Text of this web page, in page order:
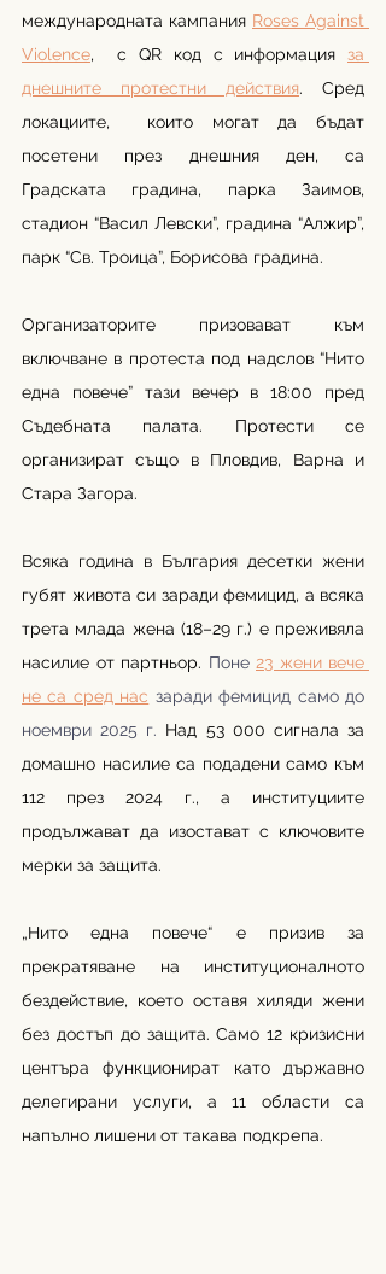
международната кампания Roses Against
Violence,  с QR код с информация за
днешните протестни действия. Сред
локациите,  които могат да бъдат
посетени през днешния ден, са
Градската градина, парка Заимов,
стадион “Васил Левски”, градина “Алжир”,
парк “Св. Троица”, Борисова градина.
Организаторите призовават към
включване в протеста под надслов “Нито
една повече” тази вечер в 18:00 пред
Съдебната палата. Протести се
организират също в Пловдив, Варна и
Стара Загора.
Всяка година в България десетки жени
губят живота си заради фемицид, а всяка
трета млада жена (18–29 г.) е преживяла
насилие от партньор. Поне 23 жени вече
не са сред нас заради фемицид само до
ноември 2025 г. Над 53 000 сигнала за
домашно насилие са подадени само към
112 през 2024 г., а институциите
продължават да изостават с ключовите
мерки за защита.
„Нито една повече“ е призив за
прекратяване на институционалното
бездействие, което оставя хиляди жени
без достъп до защита. Само 12 кризисни
центъра функционират като държавно
делегирани услуги, а 11 области са
напълно лишени от такава подкрепа.